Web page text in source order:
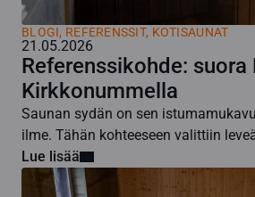
BLOGI, REFERENSSIT, KOTISAUNAT
21.05.2026
Referenssikohde: suora
Kirkkonummella
Saunan sydän on sen
ilme. Tähän kohteeseen valittiin
Lue lisää